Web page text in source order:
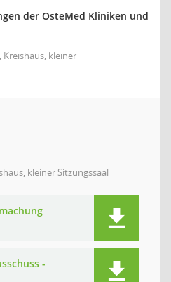
der OsteMed Kliniken und
kleiner
kleiner Sitzungssaal
-